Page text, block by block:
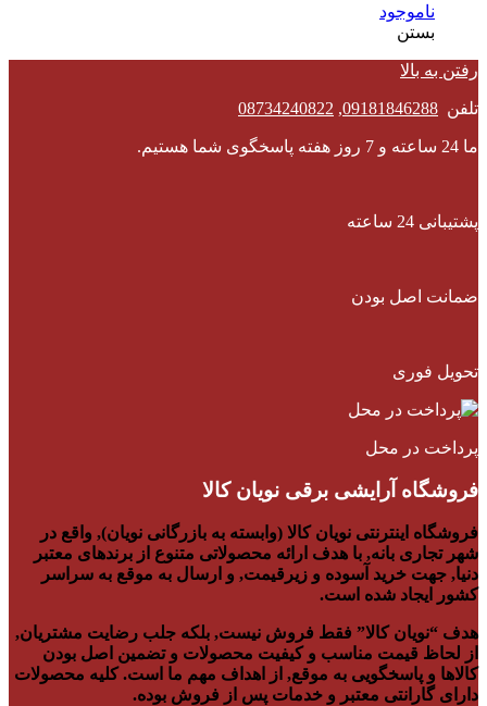
ناموجود
بستن
رفتن به بالا
تلفن 09181846288
,
08734240822
ما 24 ساعته و 7 روز هفته پاسخگوی شما هستیم.
پشتیبانی 24 ساعته
ضمانت اصل بودن
تحویل فوری
پرداخت در محل
فروشگاه آرایشی برقی نویان کالا
فروشگاه اینترنتی نویان کالا (وابسته به بازرگانی نویان), واقع در
شهر تجاری بانه, با هدف ارائه محصولاتی متنوع از برندهای معتبر
دنیا, جهت خرید آسوده و زیرقیمت, و ارسال به موقع به سراسر
کشور ایجاد شده است.
هدف “نویان کالا” فقط فروش نیست, بلکه جلب رضایت مشتریان,
از لحاظ قیمت مناسب و کیفیت محصولات و تضمین اصل بودن
کالاها و پاسخگویی به موقع, از اهداف مهم ما است. کلیه محصولات
دارای گارانتی معتبر و خدمات پس از فروش بوده.